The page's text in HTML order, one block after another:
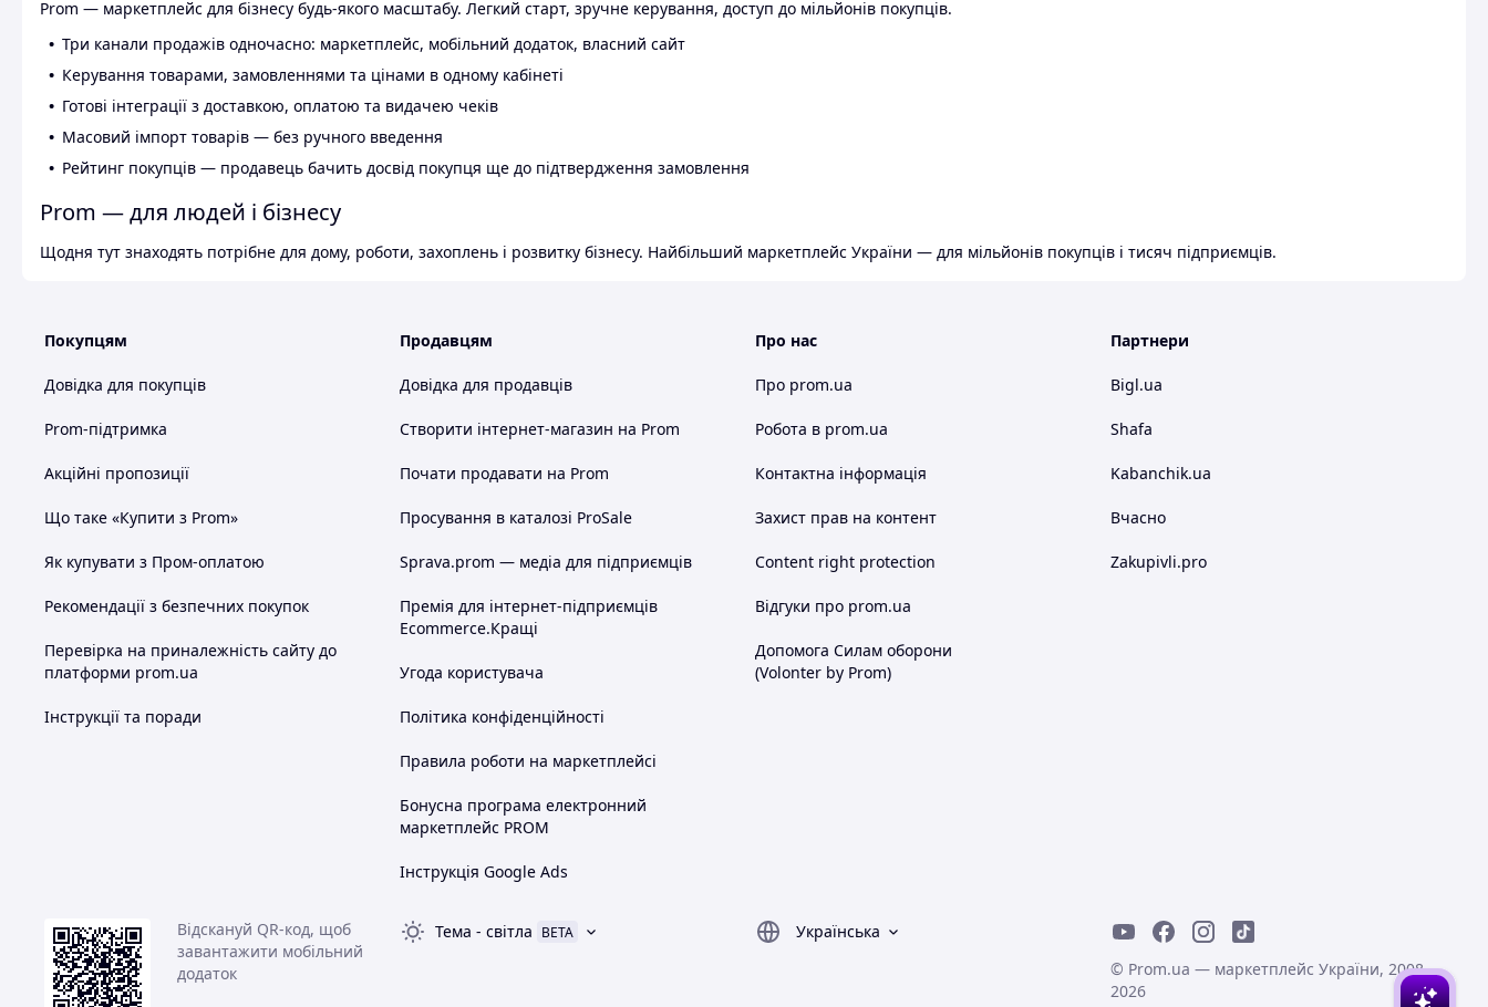
Prom — маркетплейс для бізнесу будь-якого масштабу. Легкий старт, зручне керування, доступ до мільйонів покупців.
Три канали продажів одночасно: маркетплейс, мобільний додаток, власний сайт
Керування товарами, замовленнями та цінами в одному кабінеті
Готові інтеграції з доставкою, оплатою та видачею чеків
Масовий імпорт товарів — без ручного введення
Рейтинг покупців — продавець бачить досвід покупця ще до підтвердження замовлення
Prom — для людей і бізнесу
Щодня тут знаходять потрібне для дому, роботи, захоплень і розвитку бізнесу. Найбільший маркетплейс України — для мільйонів покупців і тисяч підприємців.
Покупцям
Довідка для покупців
Prom-підтримка
Акційні пропозиції
Що таке «Купити з Prom»
Як купувати з Пром-оплатою
Рекомендації з безпечних покупок
Перевірка на приналежність сайту до
платформи prom.ua
Інструкції та поради
Продавцям
Довідка для продавців
Створити інтернет-магазин на Prom
Почати продавати на Prom
Просування в каталозі ProSale
Sprava.prom — медіа для підприємців
Премія для інтернет-підприємців
Ecommerce.Кращі
Угода користувача
Політика конфіденційності
Правила роботи на маркетплейсі
Бонусна програма електронний
маркетплейс PROM
Інструкція Google Ads
Про нас
Про prom.ua
Робота в prom.ua
Контактна інформація
Захист прав на контент
Content right protection
Відгуки про prom.ua
Допомога Силам оборони
(Volonter by Prom)
Партнери
Bigl.ua
Shafa
Kabanchik.ua
Вчасно
Zakupivli.pro
Відскануй QR-код, щоб
завантажити мобільний
додаток
Тема - світла BETA
Українська
© Prom.ua — маркетплейс України, 2008-
2026